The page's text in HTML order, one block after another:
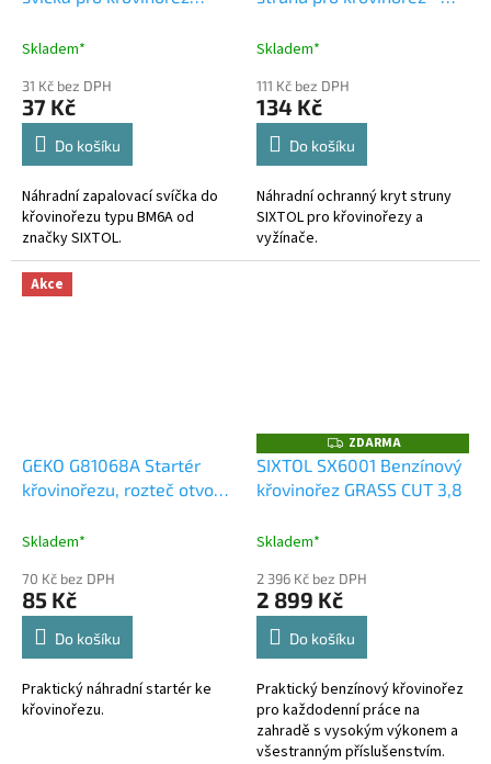
Skladem*
31 Kč bez DPH
37 Kč
Do košíku
Náhradní zapalovací svíčka do
křovinořezu typu BM6A od
značky SIXTOL.
Skladem*
111 Kč bez DPH
134 Kč
Do košíku
Náhradní ochranný kryt struny
SIXTOL pro křovinořezy a
vyžínače.
Akce
GEKO G81068A Startér
křovinořezu, rozteč otvorů
Skladem*
70 Kč bez DPH
85 Kč
Do košíku
Praktický náhradní startér ke
křovinořezu.
Z
D
A
R
ZDARMA
SIXTOL SX6001 Benzínový
křovinořez GRASS CUT 3,8
Skladem*
2 396 Kč bez DPH
2 899 Kč
Do košíku
Praktický benzínový křovinořez
pro každodenní práce na
zahradě s vysokým výkonem a
všestranným příslušenstvím.